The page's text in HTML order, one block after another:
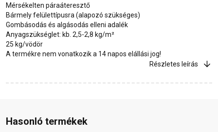
Mérsékelten páraáteresztő
Bármely felülettípusra (alapozó szükséges)
Gombásodás és algásodás elleni adalék
Anyagszükséglet: kb. 2,5-2,8 kg/m²
25 kg/vödör
A termékre nem vonatkozik a 14 napos elállási jog!
Részletes leírás
Hasonló termékek